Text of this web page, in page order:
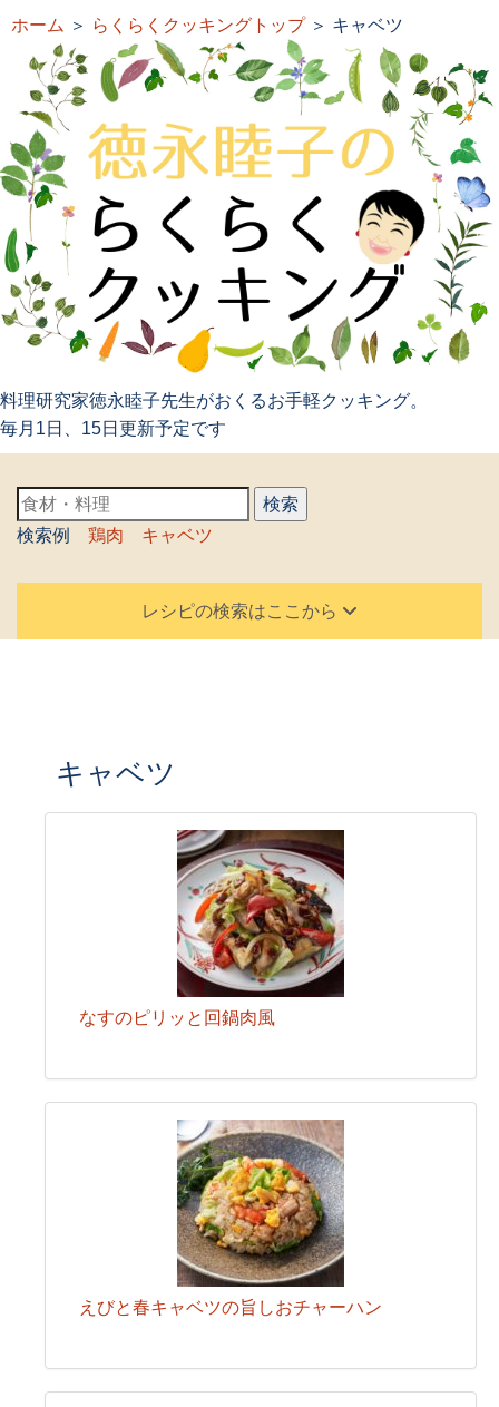
ホーム ＞ らくらくクッキングトップ＞ キャベツ
料理研究家徳永睦子先生がおくるお手軽クッキング。
毎月1日、15日更新予定です
検索例 鶏肉 キャベツ
レシピの検索はここから
キャベツ
なすのピリッと回鍋肉風
えびと春キャベツの旨しおチャーハン